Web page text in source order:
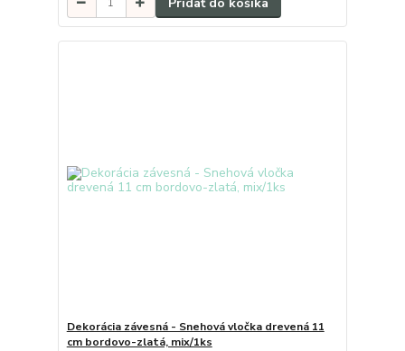
Dekorácia závesná - Snehová vločka drevená 11
cm bordovo-zlatá, mix/1ks